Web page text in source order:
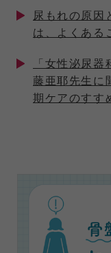
尿もれの原因
は、よくある
「女性泌尿
藤亜耶先生に
期ケアのすす